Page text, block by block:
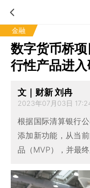
金融
数字货币桥
行性产品进
文｜财新 刘冉
2023年07月03日
根据国际清算银行
添加新功能，从当
品（MVP），并最